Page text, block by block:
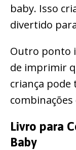
baby. Isso
divertido
Outro ponto
de imprimir
criança
Livro para
Baby